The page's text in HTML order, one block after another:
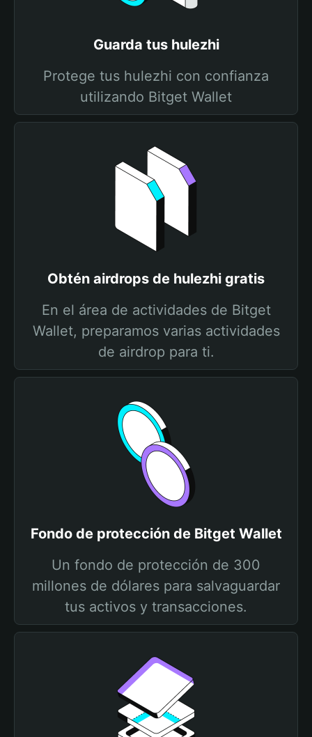
Guarda tus hulezhi
Protege tus hulezhi con confianza
utilizando Bitget Wallet
Obtén airdrops de hulezhi gratis
En el área de actividades de Bitget
Wallet, preparamos varias actividades
de airdrop para ti.
Fondo de protección de Bitget Wallet
Un fondo de protección de 300
millones de dólares para salvaguardar
tus activos y transacciones.